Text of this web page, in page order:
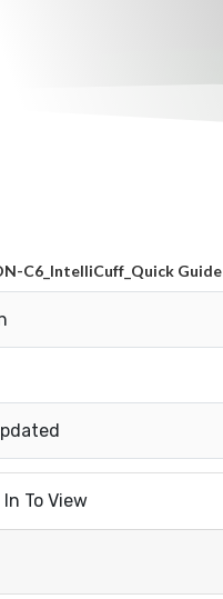
C6_IntelliCuff_Quick Guide
To View